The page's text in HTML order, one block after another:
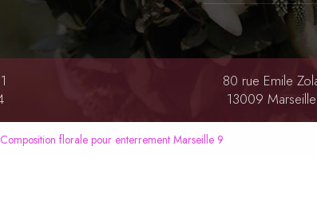
80 rue Emile
13009 Marseille
Composition florale pour enterrement Marseille 9